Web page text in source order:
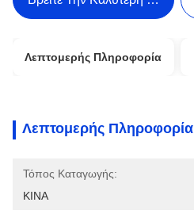
Λεπτομερής Πληροφορία
Λεπτομερής Πληροφορία
Τόπος Καταγωγής:
ΚΙΝΑ